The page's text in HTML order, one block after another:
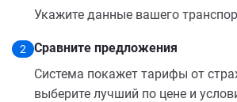
Укажите данные вашего
2
Сравните предложения
Система покажет тарифы от
выберите лучший по цене и